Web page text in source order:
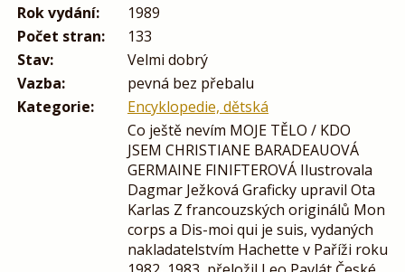
Rok vydání:
1989
Počet stran:
133
Stav:
Velmi dobrý
Vazba:
pevná bez přebalu
Kategorie:
Encyklopedie, dětská
Co ještě nevím MOJE TĚLO / KDO
JSEM CHRISTIANE BARADEAUOVÁ
GERMAINE FINIFTEROVÁ Ilustrovala
Dagmar Ježková Graficky upravil Ota
Karlas Z francouzských originálů Mon
corps a Dis-moi qui je suis, vydaných
nakladatelstvím Hachette v Paříži roku